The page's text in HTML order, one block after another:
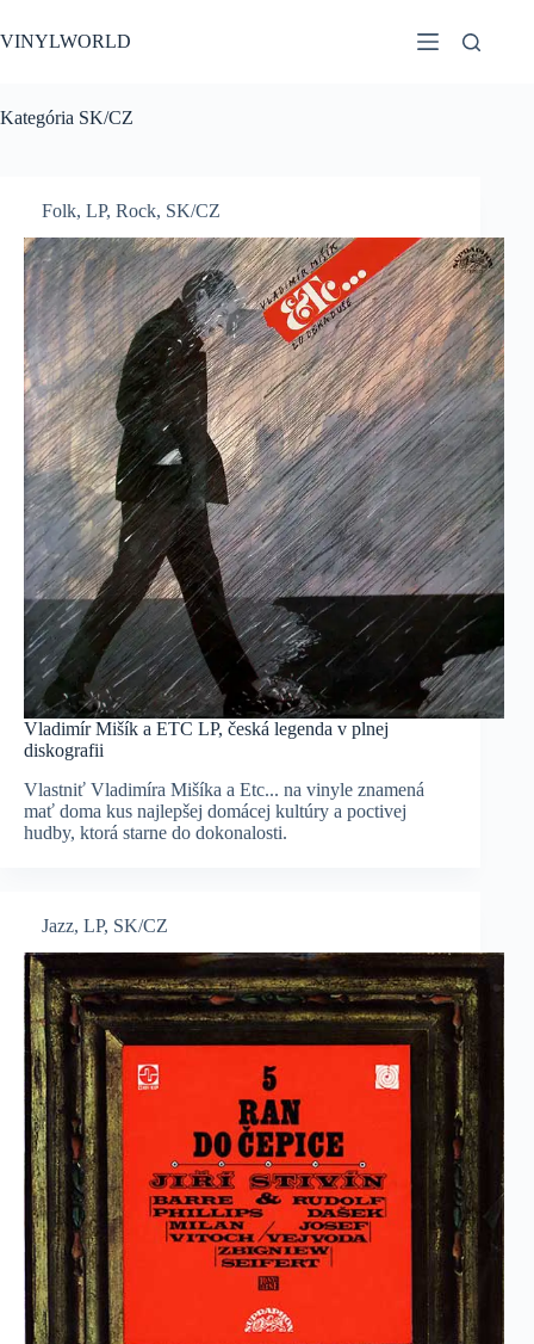
to
content
VINYLWORLD
Kategória SK/CZ
Folk, LP, Rock, SK/CZ
Vladimír Mišík a ETC LP, česká legenda v plnej
diskografii
Vlastniť Vladimíra Mišíka a Etc... na vinyle znamená
mať doma kus najlepšej domácej kultúry a poctivej
hudby, ktorá starne do dokonalosti.
Jazz, LP, SK/CZ